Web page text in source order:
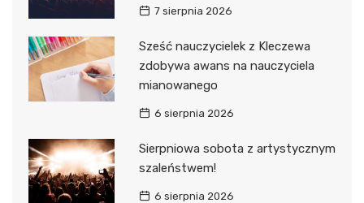
7 sierpnia 2026
Sześć nauczycielek z Kleczewa
zdobywa awans na nauczyciela
mianowanego
6 sierpnia 2026
Sierpniowa sobota z artystycznym
szaleństwem!
6 sierpnia 2026